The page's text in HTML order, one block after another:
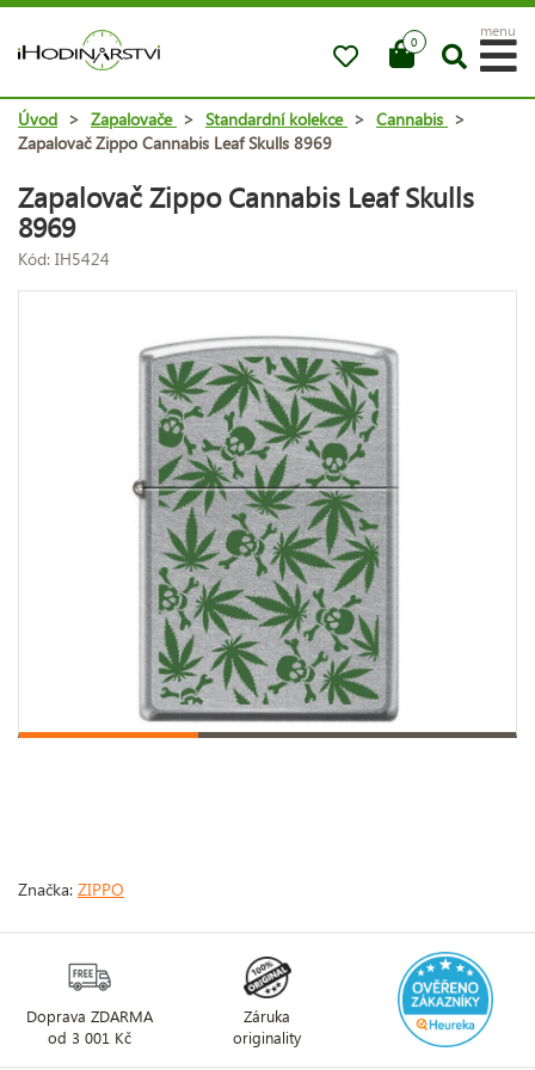
0
menu
Úvod > Zapalovače > Standardní kolekce > Cannabis >
Zapalovač Zippo Cannabis Leaf Skulls 8969
Zapalovač Zippo Cannabis Leaf Skulls
8969
Kód: IH5424
Značka: ZIPPO
Doprava ZDARMA
od 3 001 Kč
Záruka
originality